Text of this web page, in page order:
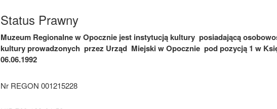
Status Prawny
Muzeum Regionalne w Opocznie jest instytucją kultury posiadającą
kultury prowadzonych przez Urząd Miejski w Opocznie pod pozycją 1 w
06.06.1992
Nr REGON 001215228